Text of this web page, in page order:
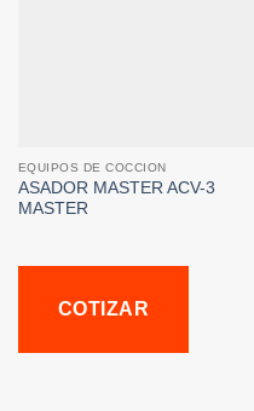
EQUIPOS DE COCCION
ASADOR MASTER ACV-3
MASTER
COTIZAR